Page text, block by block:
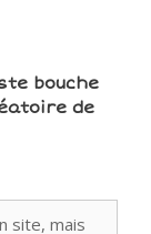
bouche
de